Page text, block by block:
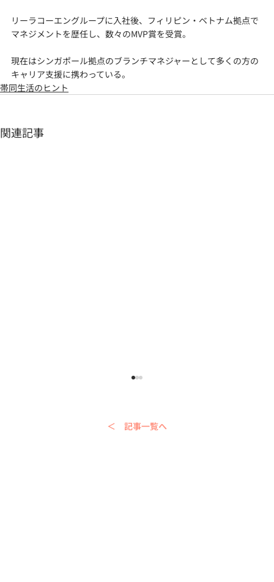
リーラコーエングループに入社後、フィリピン・ベトナム拠点で
マネジメントを歴任し、数々のMVP賞を受賞。
現在はシンガポール拠点のブランチマネジャーとして多くの方の
キャリア支援に携わっている。
帯同生活のヒント
関連記事
＜ 記事一覧へ